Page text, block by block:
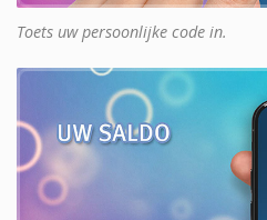
Toets uw persoonlijke code in.